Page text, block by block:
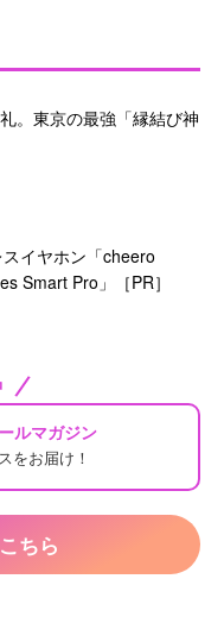
。東京の最強「縁結び神
イヤホン「cheero
Smart Pro」［PR］
ルマガジン
をお届け！
ちら